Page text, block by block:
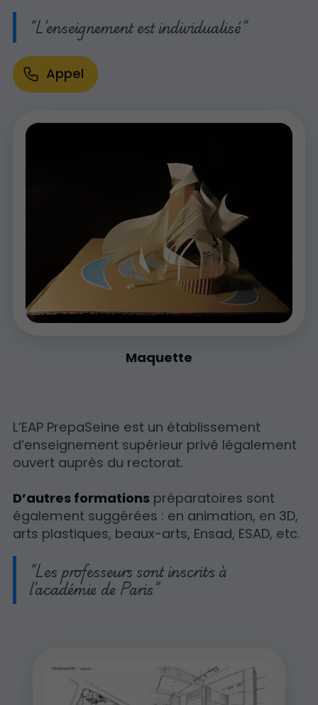
L’enseignement est individualisé
Appel
Maquette
L’EAP PrepaSeine est un établissement
d’enseignement supérieur privé légalement
ouvert auprès du rectorat.
D’autres formations préparatoires sont
également suggérées : en animation, en 3D,
arts plastiques, beaux-arts, Ensad, ESAD, etc.
Les professeurs sont inscrits à
l’académie de Paris